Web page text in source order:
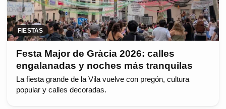
FIESTAS
Festa Major de Gràcia 2026: calles
engalanadas y noches más tranquilas
La fiesta grande de la Vila vuelve con pregón, cultura
popular y calles decoradas.